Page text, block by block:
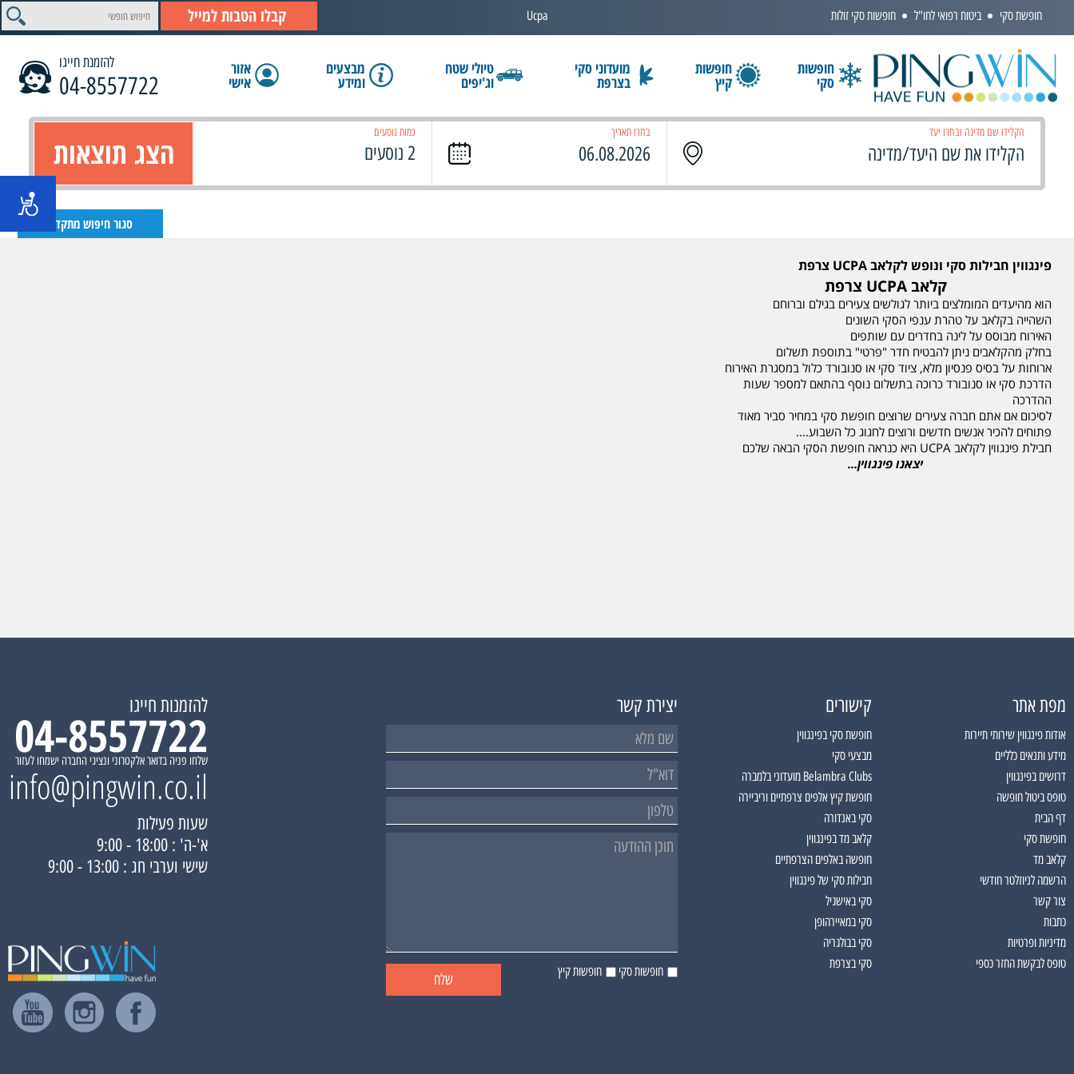
Ucpa קבלו הטבות למייל חופשת סקי ביטוח רפואי לחו"ל חופשות סקי זולות
חופשות
סקי
חופשות
קיץ
מועדוני סקי
בצרפת
טיולי שטח
וג'יפים
מבצעים
ומידע
אזור
אישי
להזמנת חייגו
04-8557722
הקלידו שם מדינה ובחרו יעד בחרו תאריך כמות נוסעים
2 נוסעים הצג תוצאות
פינגווין חבילות סקי ונופש לקלאב UCPA צרפת
קלאב UCPA צרפת
הוא מהיעדים המומלצים ביותר לגולשים צעירים בגילם וברוחם
השהייה בקלאב על טהרת ענפי הסקי השונים
האירוח מבוסס על לינה בחדרים עם שותפים
בחלק מהקלאבים ניתן להבטיח חדר "פרטי" בתוספת תשלום
ארוחות על בסיס פנסיון מלא, ציוד סקי או סנובורד כלול במסגרת האירוח
הדרכת סקי או סנובורד כרוכה בתשלום נוסף בהתאם למספר שעות
ההדרכה
לסיכום אם אתם חברה צעירים שרוצים חופשת סקי במחיר סביר מאוד
פתוחים להכיר אנשים חדשים ורוצים לחגוג כל השבוע....
חבילת פינגווין לקלאב UCPA היא כנראה חופשת הסקי הבאה שלכם
יצאנו פינגווין...
מפת אתר
אודות פינגווין שירותי תיירות
מידע ותנאים כלליים
דרושים בפינגווין
טופס ביטול חופשה
דף הבית
חופשת סקי
קלאב מד
הרשמה לניוזלטר חודשי
צור קשר
כתבות
מדיניות ופרטיות
טופס לבקשת החזר כספי
קישורים
חופשת סקי בפינגווין
מבצעי סקי
Belambra Clubs מועדוני בלמברה
חופשת קיץ אלפים צרפתיים וריביירה
סקי באנדורה
קלאב מד בפינגווין
חופשה באלפים הצרפתיים
חבילות סקי של פינגווין
סקי באישגיל
סקי במאיירהופן
סקי בבולגריה
סקי בצרפת
יצירת קשר
חופשות סקי חופשות קיץ
להזמנות חייגו
04-8557722
שלחו פניה בדואר אלקטרוני ונציגי החברה ישמחו לעזור
info@pingwin.co.il
שעות פעילות
א'-ה' : 18:00 - 9:00
שישי וערבי חג : 13:00 - 9:00